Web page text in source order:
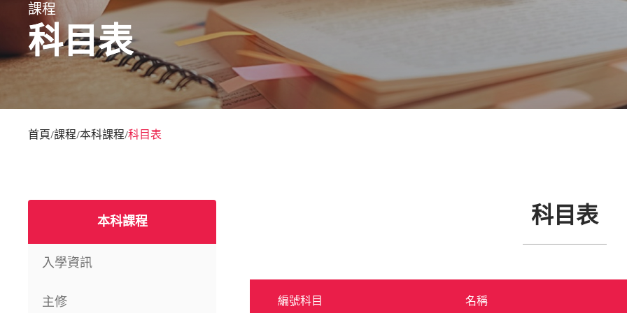
課程
科目表
首頁/課程/本科課程/科目表
本科課程
入學資訊
主修
科目表
編號科目 名稱